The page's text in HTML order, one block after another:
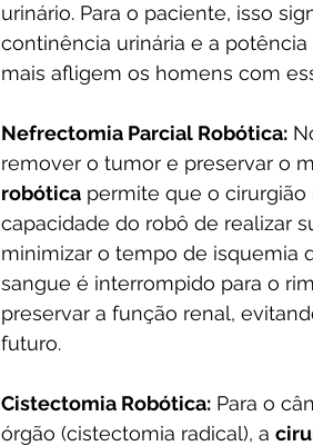
urinário. Para o paciente, isso
continência urinária e a
mais afligem os homens com
Nefrectomia Parcial Robótica:
remover o tumor e preservar o
robótica permite que o cirurgião
capacidade do robô de realizar
minimizar o tempo de isquemia
sangue é interrompido para o
preservar a função renal,
futuro.
Cistectomia Robótica: Para o
órgão (cistectomia radical), a